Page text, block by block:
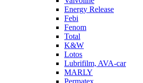
Energy Release
Febi
Fenom
Total
K&W
Lotos
Lubrifilm, AVA-car
MARLY
Permatex